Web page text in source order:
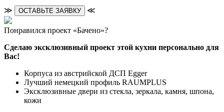
≫ ОСТАВЬТЕ ЗАЯВКУ ≪
Понравился проект «Бачено»?
Сделаю эксклюзивный проект этой кухни персонально для
Вас!
Корпуса из австрийской ДСП Egger
Лучший немецкий профиль RAUMPLUS
Эксклюзивные двери из стекла, зеркала, камня, шпона,
кожи